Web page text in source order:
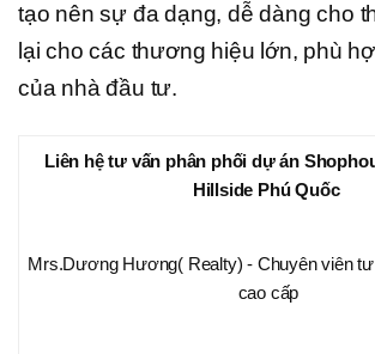
tạo nên sự đa dạng, dễ dàng cho
lại cho các thương hiệu lớn, phù
của nhà đầu tư.
Liên hệ tư vấn phân phối dự án
Hillside Phú Quốc
Mrs.Dương Hương( Realty) - Chuyên viên
cao cấp